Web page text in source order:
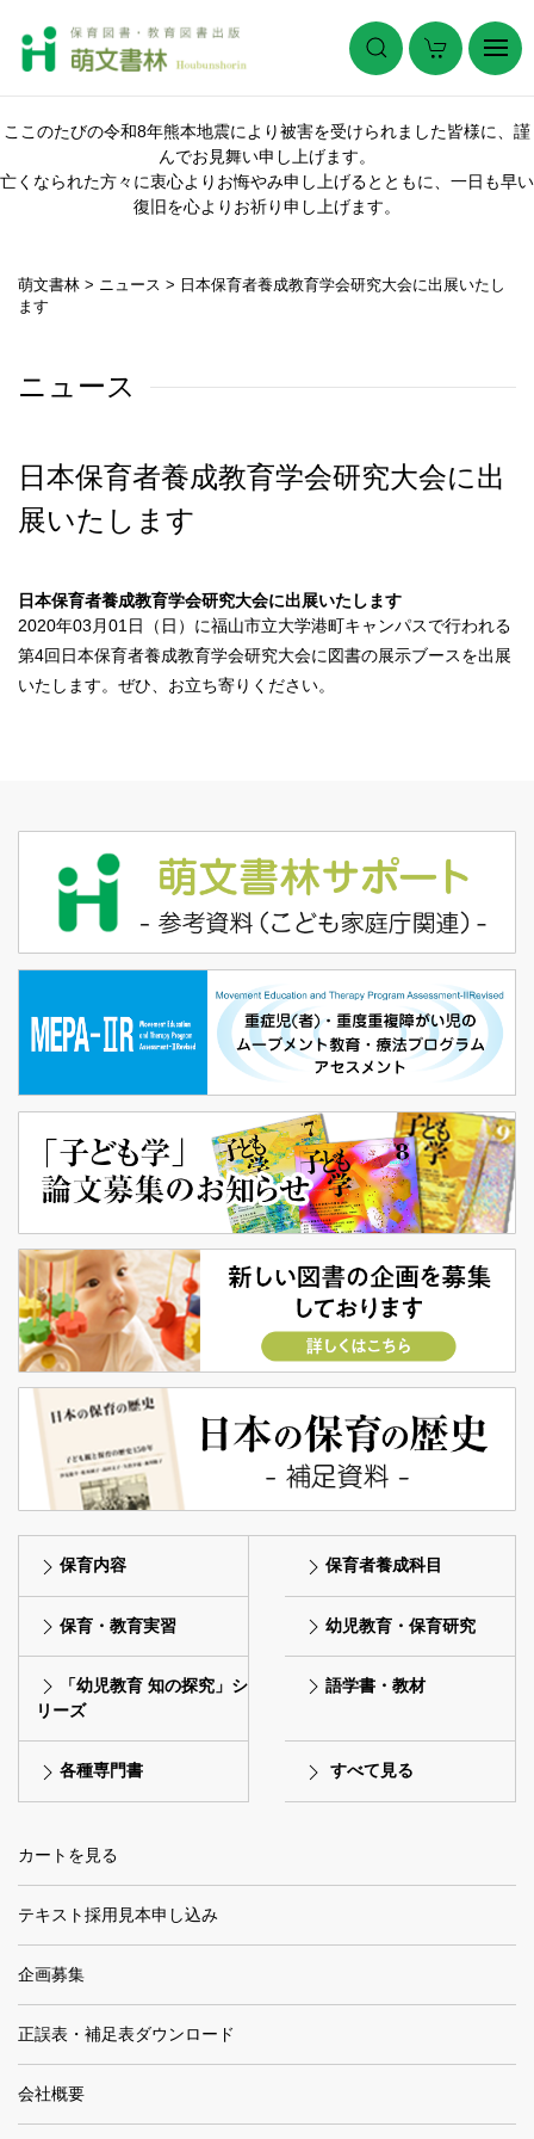
ここのたびの令和8年熊本地震により被害を受けられました皆様に、謹
んでお見舞い申し上げます。
亡くなられた方々に衷心よりお悔やみ申し上げるとともに、一日も早い
復旧を心よりお祈り申し上げます。
萌文書林 > ニュース > 日本保育者養成教育学会研究大会に出展いたし
ます
ニュース
日本保育者養成教育学会研究大会に出
展いたします
日本保育者養成教育学会研究大会に出展いたします
2020年03月01日（日）に福山市立大学港町キャンパスで行われる
第4回日本保育者養成教育学会研究大会に図書の展示ブースを出展
いたします。ぜひ、お立ち寄りください。
保育内容 保育者養成科目
保育・教育実習 幼児教育・保育研究
「幼児教育 知の探究」シ
リーズ
語学書・教材
各種専門書 すべて見る
カートを見る
テキスト採用見本申し込み
企画募集
正誤表・補足表ダウンロード
会社概要